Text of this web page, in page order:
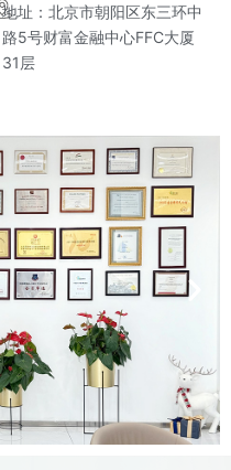
地址：北京市朝阳区东三环中
路5号财富金融中心FFC大厦
31层